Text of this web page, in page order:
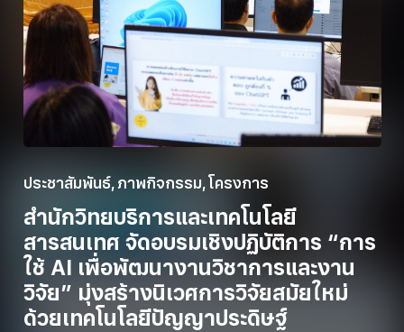
ประชาสัมพันธ์,ภาพกิจกรรม,โครงการ
สำนักวิทยบริการและเทคโนโลยี
สารสนเทศ จัดอบรมเชิงปฏิบัติการ “การ
ใช้ AI เพื่อพัฒนางานวิชาการและงาน
วิจัย” มุ่งสร้างนิเวศการวิจัยสมัยใหม่
ด้วยเทคโนโลยีปัญญาประดิษฐ์